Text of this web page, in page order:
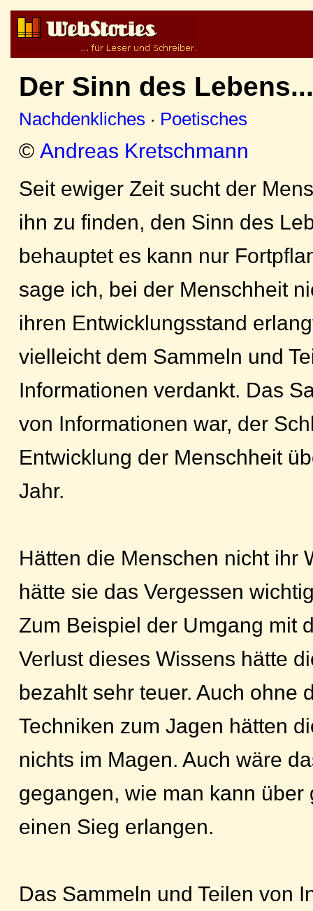
Der Sinn des Lebens...
Nachdenkliches · Poetisches
© Andreas Kretschmann
Seit ewiger Zeit sucht der
ihn zu finden, den Sinn des
behauptet es kann nur
sage ich, bei der Menschheit
ihren Entwicklungsstand
vielleicht dem Sammeln und
Informationen verdankt. Das
von Informationen war, der
Entwicklung der Menschheit
Jahr.
Hätten die Menschen nicht ihr
hätte sie das Vergessen
Zum Beispiel der Umgang mit
Verlust dieses Wissens hätte
bezahlt sehr teuer. Auch ohne
Techniken zum Jagen hätten
nichts im Magen. Auch wäre
gegangen, wie man kann über
einen Sieg erlangen.
Das Sammeln und Teilen von